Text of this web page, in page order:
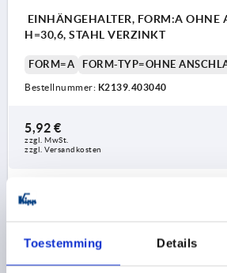
Toestemming Details
EINHÄNGEHALTER, FORM:A OHNE
H=30,6, STAHL VERZINKT
FORM=A FORM-TYP=OHNE
Bestellnummer: K2139.403040
5,92 €
zzgl. MwSt.
zzgl. Versandkosten
K2139